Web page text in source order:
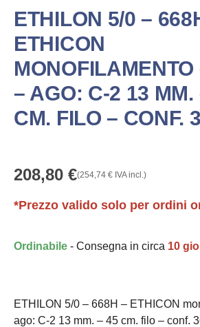
ETHILON 5/0 –
ETHICON
MONOFILAMENTO
– AGO: C-2 13 MM.
CM. FILO – CONF.
208,80 €(254,74 € IVA incl.)
*Prezzo valido solo per ordini
Ordinabile - Consegna in circa 10
ETHILON 5/0 – 668H – ETHICON
ago: C-2 13 mm. – 45 cm. filo – conf.